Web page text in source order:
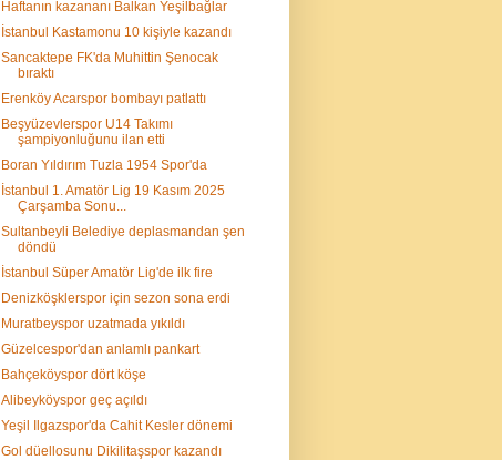
Haftanın kazananı Balkan Yeşilbağlar
İstanbul Kastamonu 10 kişiyle kazandı
Sancaktepe FK'da Muhittin Şenocak
bıraktı
Erenköy Acarspor bombayı patlattı
Beşyüzevlerspor U14 Takımı
şampiyonluğunu ilan etti
Boran Yıldırım Tuzla 1954 Spor'da
İstanbul 1. Amatör Lig 19 Kasım 2025
Çarşamba Sonu...
Sultanbeyli Belediye deplasmandan şen
döndü
İstanbul Süper Amatör Lig'de ilk fire
Denizköşklerspor için sezon sona erdi
Muratbeyspor uzatmada yıkıldı
Güzelcespor'dan anlamlı pankart
Bahçeköyspor dört köşe
Alibeyköyspor geç açıldı
Yeşil Ilgazspor'da Cahit Kesler dönemi
Gol düellosunu Dikilitaşspor kazandı